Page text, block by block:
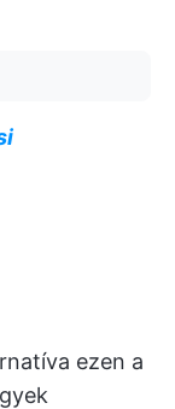
ezen a